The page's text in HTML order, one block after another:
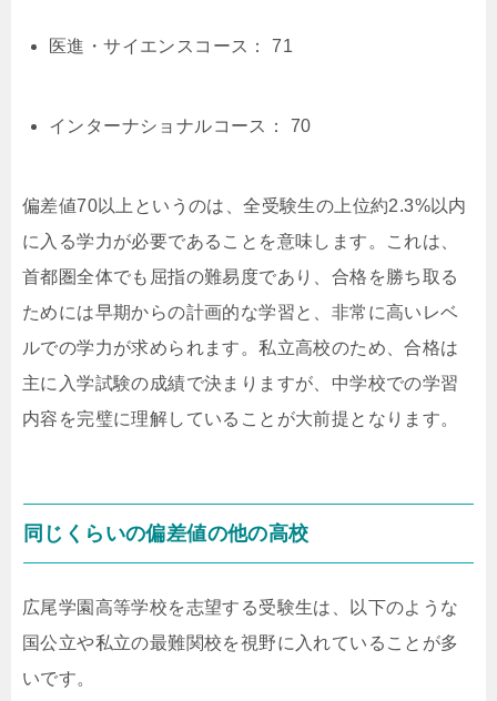
医進・サイエンスコース： 71
インターナショナルコース： 70
偏差値70以上というのは、全受験生の上位約2.3%以内
に入る学力が必要であることを意味します。これは、
首都圏全体でも屈指の難易度であり、合格を勝ち取る
ためには早期からの計画的な学習と、非常に高いレベ
ルでの学力が求められます。私立高校のため、合格は
主に入学試験の成績で決まりますが、中学校での学習
内容を完璧に理解していることが大前提となります。
同じくらいの偏差値の他の高校
広尾学園高等学校を志望する受験生は、以下のような
国公立や私立の最難関校を視野に入れていることが多
いです。